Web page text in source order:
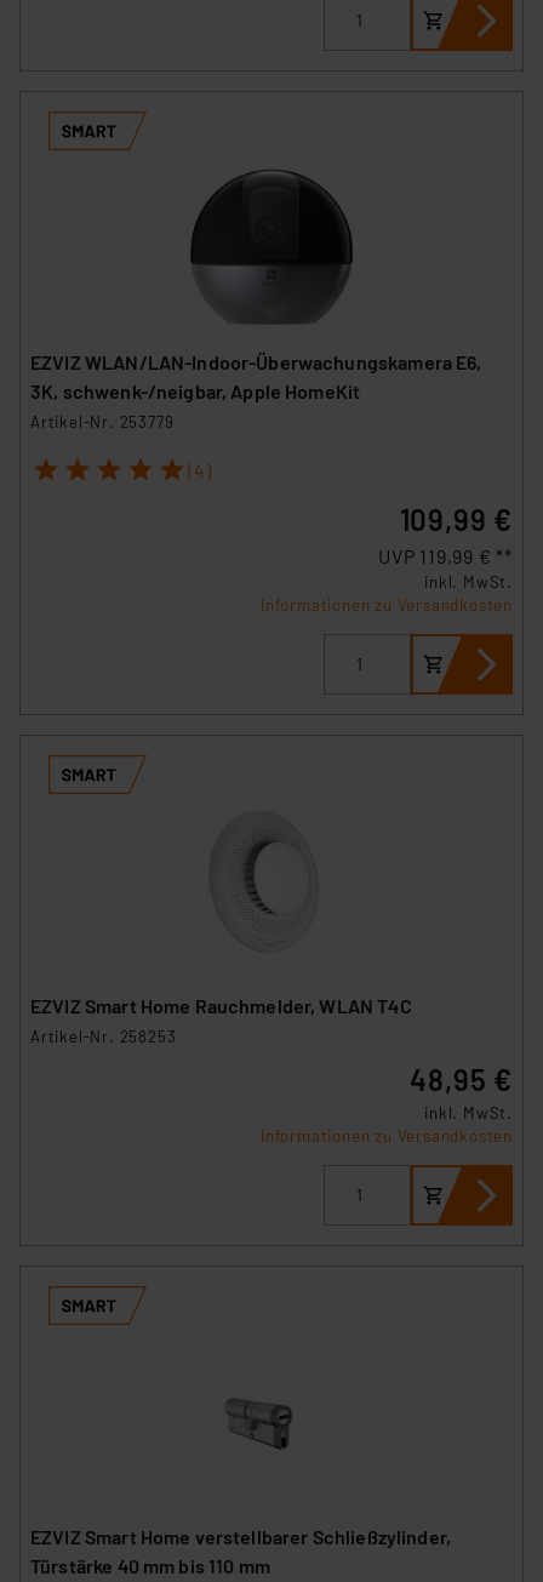
gespeichert werden und dieses Banner erneut
„Einige Drittanbieter verarbeiten personenbezogene
Daten in den USA. Ihre Einwilligung zur Einbindung von
Cookies dieser Drittanbieter umfasst daher ggf. auch
die Verarbeitung Ihrer Daten in den USA gemäß Art. 49
(1) lit. a DSGVO. Nähere Infos zu diesen Drittanbietern
und zu der jeweiligen Datenübermittlung erhalten Sie in
der Datenschutzerklärung. Für die USA besteht kein
Angemessenheitsbeschluss der EU. Dies bedeutet,
dass die USA als Land mit unzureichendem
Datenschutz nach EU-Standards eingestuft wird. So
besteht etwa das Risiko, dass US-Behörden
Überwachungsprogrammen verarbeiten, ohne dass
Unsere Kooperation mit diesen Dienstleistern stützt
sich auf die Standarddatenschutzklauseln der
Europäischen Kommission sowie einer eigenen
Beurteilung der mit der Datenübermittlung,
insbesondere der Art der übermittelten Daten,
EZVIZ WLAN/LAN-Indoor-Überwachungskamera E6,
3K, schwenk-/neigbar, Apple HomeKit
Artikel-Nr. 253779
1 2 3 4 5 (4)
109,99 €
UVP 119,99 € **
inkl. MwSt.
Informationen zu Versandkosten
EZVIZ Smart Home Rauchmelder, WLAN T4C
Artikel-Nr. 258253
48,95 €
inkl. MwSt.
Informationen zu Versandkosten
EZVIZ Smart Home verstellbarer Schließzylinder,
Türstärke 40 mm bis 110 mm